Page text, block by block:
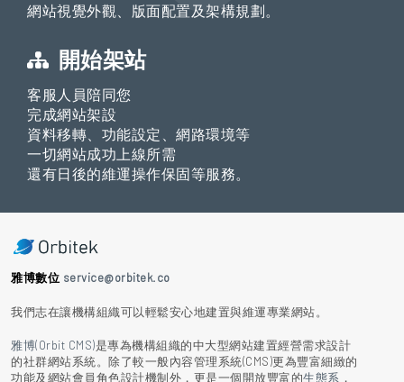
網站視覺外觀、版面配置及架構規劃。
開始架站
客服人員陪同您
完成網站架設
資料移轉、功能設定、網路環境等
一切網站成功上線所需
還有日後的維運操作保固等服務。
雅博數位 service@orbitek.co
我們志在讓機構組織可以輕鬆安心地建置與維運專業網站。
雅博(Orbit CMS)是專為機構組織的中大型網站建置經營需求設計
的社群網站系統。除了較一般內容管理系統(CMS)更為豐富細緻的
功能及網站會員角色設計機制外，更是一個開放豐富的生態系 ，